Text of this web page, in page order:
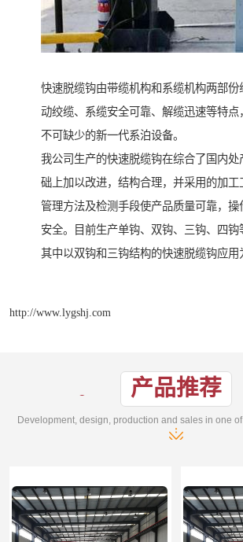
快速脱缆钩由带缆机构和系缆机构两部份
动绞缆、系缆安全可靠、解缆迅速等特点
不可缺少的新一代系泊设备。
我公司生产的快速脱缆钩在综合了国内处
础上加以改进，结构合理，并采用的加工
管理方法及检测手段使产品质量可靠，操
安全。目前生产单钩、双钩、三钩、四钩
其中以双钩和三钩结构的快速脱缆钩应用
http://www.lygshj.com
产品推荐